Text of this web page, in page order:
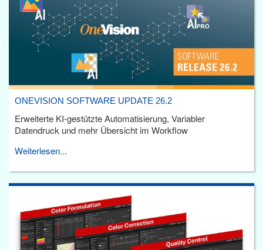
ONEVISION SOFTWARE UPDATE 26.2
Erweiterte KI-gestützte Automatisierung, Variabler
Datendruck und mehr Übersicht im Workflow
Weiterlesen...